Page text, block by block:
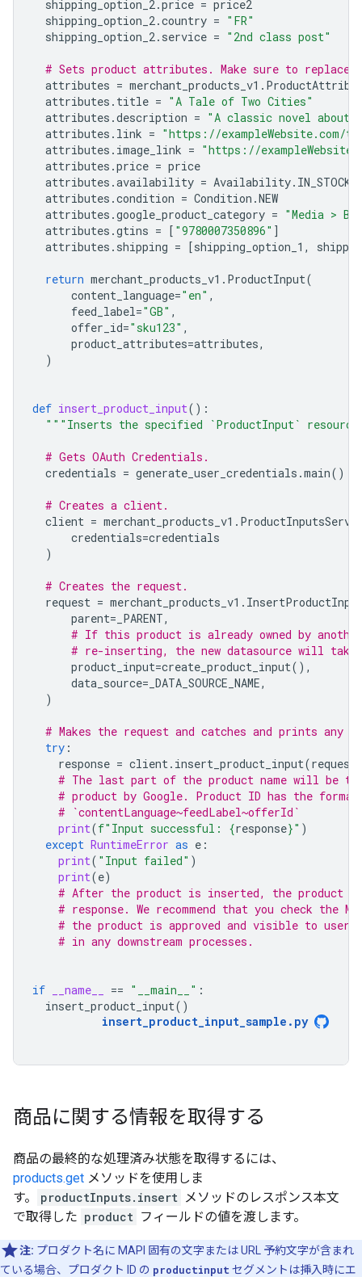
shipping_option_2.price = price2
shipping_option_2.country = "FR"
shipping_option_2. service = "2nd class post"
# Sets product attributes. Make sure to replace
attributes = merchant_products_v1 .
attributes . title = "A Tale of Two Cities"
attributes .description = "A classic novel about
attributes . link = "https://
attributes . image_link = "https://
attributes .price = price
attributes .availability = Availability. IN_STOCK
attributes .condition = Condition .NEW
attributes .google_product_category = "Media >
attributes .gtins = [ "9780007350896" ]
attributes . shipping = [shipping_option_1 ,
return merchant_products_v1 . ProductInput(
content_language="en" ,
feed_label="GB" ,
offer_id="sku123" ,
product_attributes=attributes,
)
def insert_product_input():
"""Inserts the specified `ProductInput`
# Gets OAuth Credentials.
credentials = generate_user_credentials .main()
# Creates a client.
client = merchant_products_v1 .
credentials=credentials
)
# Creates the request.
request = merchant_products_v1 .
parent= _PARENT,
# If this product is already owned by another
# re-inserting, the new datasource will take
product_input=create_product_input(),
data_source= _DATA_SOURCE_NAME,
)
# Makes the request and catches and prints any
try :
response = client. insert_product_input(request
# The last part of the product name will be
# product by Google. Product ID has the format
# `contentLanguage~feedLabel~offerId`
print(f"Input successful: {response}" )
except RuntimeError as e :
print( "Input failed" )
print(e)
# After the product is inserted, the product
# response. We recommend that you check the
# the product is approved and visible to
# in any downstream processes.
if __name__ == "__main__" :
insert_product_input()
insert_product_input_sample . py
商品に関する情報を取得する
商品の最終的な処理済み状態を取得するには、
products.get メソッドを使用しま
す。
productInputs.insert メソッドのレスポンス本文
で取得した product フィールドの値を渡します。
注: プロダクト名に MAPI 固有の文字または URL 予約文字が含まれ
ている場合、プロダクト ID の productinput セグメントは挿入時にエ